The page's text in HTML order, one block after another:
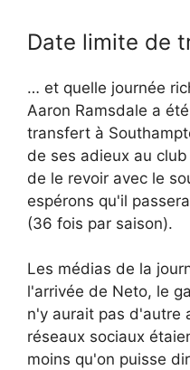
Date limite de
… et quelle journée
Aaron Ramsdale a
transfert à
de ses adieux au
de le revoir avec le
espérons qu'il
(36 fois par saison).
Les médias de la
l'arrivée de Neto, le
n'y aurait pas d'autre
réseaux sociaux
moins qu'on puisse